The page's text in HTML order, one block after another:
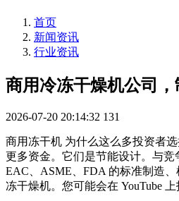
首页
新闻资讯
行业资讯
商用冷冻干燥机公司
2026-07-20 20:14:32 131
商用冻干机 为什么这么多投资者
更多资金。它们是节能设计。与
EAC、ASME、FDA 的标准制造
冻干燥机。您可能会在 YouTube